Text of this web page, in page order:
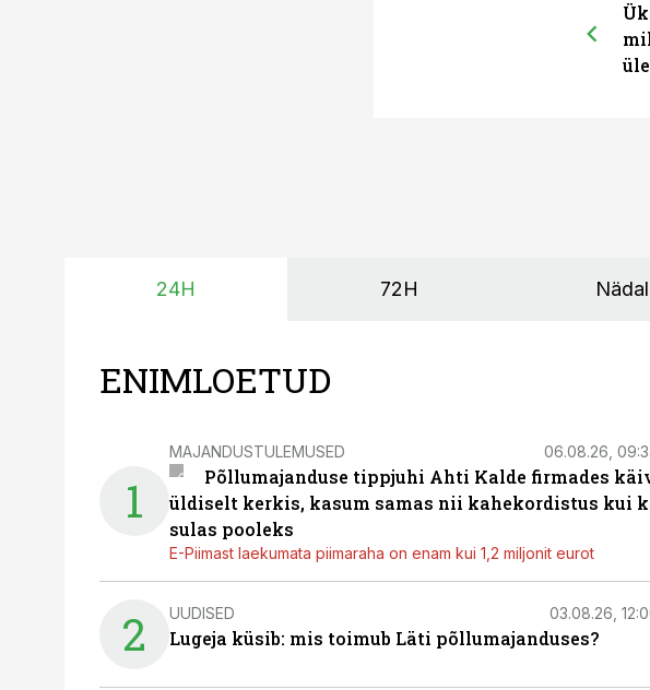
24H 72H Nädal
ENIMLOETUD
1
MAJANDUSTULEMUSED 06.08.26,
Põllumajanduse tippjuhi Ahti Kalde firmades
üldiselt kerkis, kasum samas nii kahekordistus kui
sulas pooleks
E-Piimast laekumata piimaraha on enam kui 1,2 miljonit eurot
2 UUDISED 03.08.26,
Lugeja küsib: mis toimub Läti põllumajanduses?